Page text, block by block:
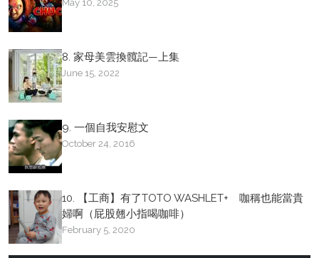
May 10, 2025
8. 家母美雲換髖記—上集
June 15, 2022
9. 一個自我安慰文
October 24, 2016
10. 【工商】有了TOTO WASHLET+ 咖稱也能當貴
婦啊（屁股翹小指喝咖啡）
February 5, 2020